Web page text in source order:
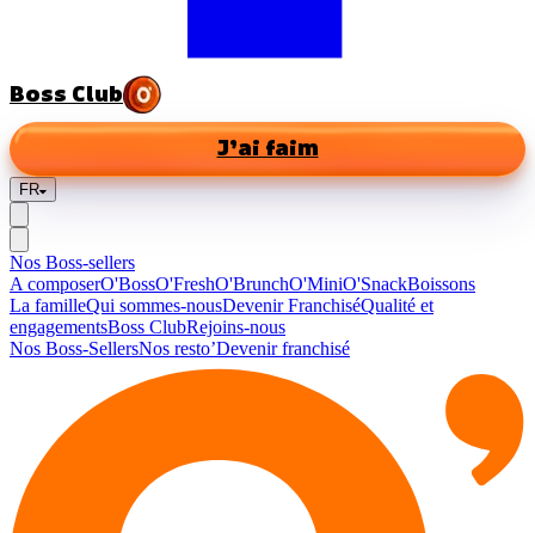
Boss Club
J’ai faim
FR
Nos Boss-sellers
A composerO'BossO'FreshO'BrunchO'MiniO'SnackBoissons
La familleQui sommes-nousDevenir FranchiséQualité et
engagementsBoss ClubRejoins-nous
Nos Boss-SellersNos resto’Devenir franchisé